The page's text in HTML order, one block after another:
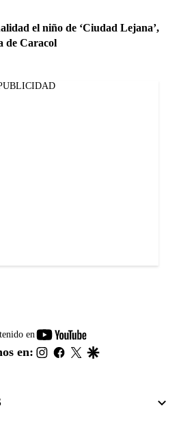
el niño de ‘Ciudad Lejana’,
de Caracol
en
youtube-
footer
en: instagram
facebook
twitter